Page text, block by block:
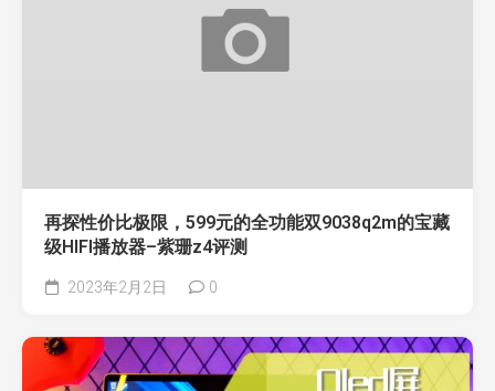
再探性价比极限，599元的全功能双9038q2m的宝藏
级HIFI播放器–紫珊z4评测
2023年2月2日 0